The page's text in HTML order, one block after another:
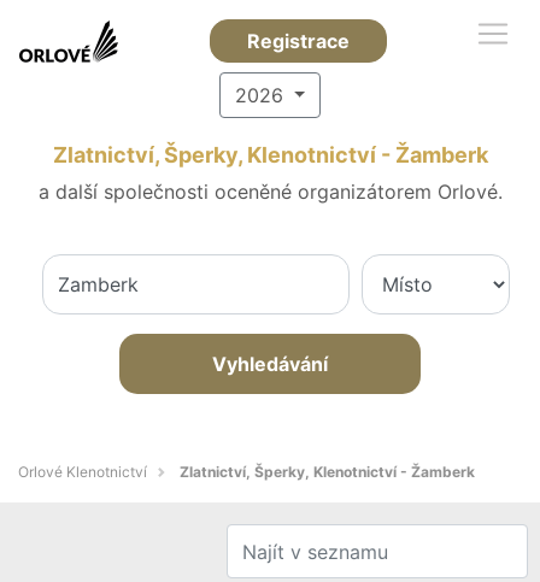
Registrace
2026
Zlatnictví, Šperky, Klenotnictví - Žamberk
a další společnosti oceněné organizátorem Orlové.
Vyhledávání
Orlové Klenotnictví Zlatnictví, Šperky, Klenotnictví - Žamberk